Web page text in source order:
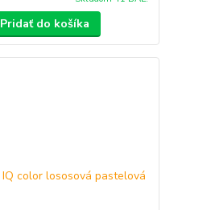
Pridať do košíka